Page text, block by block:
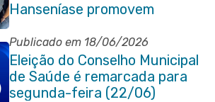
Hanseníase promovem
conscientização sobre
hanseníase na E.M Adelaide
de Magalhães Seabra
Publicado em 18/06/2026
Eleição do Conselho Municipal
de Saúde é remarcada para
segunda-feira (22/06)